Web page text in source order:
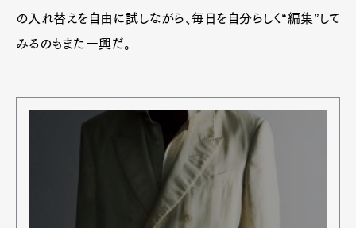
の入れ替えを自由に試しながら、毎日を自分らしく“編集”して
みるのもまた一興だ。